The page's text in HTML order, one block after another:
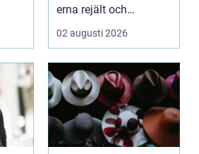
erna rejält och
samtidigt få ett
behagliga...
02 augusti 2026